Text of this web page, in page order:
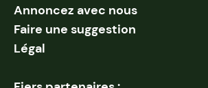
Annoncez avec nous
Faire une suggestion
Légal